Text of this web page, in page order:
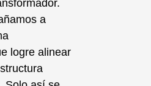
a
logre alinear